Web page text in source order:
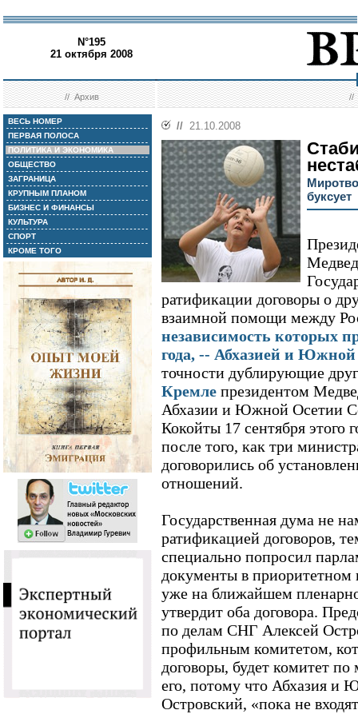
N°195
21 октября 2008
//Архив //
ВЕСЬ НОМЕР
ПЕРВАЯ ПОЛОСА
ПОЛИТИКА И ЭКОНОМИКА
ОБЩЕСТВО
ЗАГРАНИЦА
КРУПНЫМ ПЛАНОМ
БИЗНЕС И ФИНАНСЫ
КУЛЬТУРА
СПОРТ
КРОМЕ ТОГО
// 21.10.2008
буксует
ратификации договоры о
взаимной помощи между
независимость которых
года, -- Абхазией и
точности дублирующие
Кремле президентом
Абхазии и Южной Осетии
Кокойты 17 сентября этого
после того, как три
договорились об
отношений.
Государственная дума не
ратификацией договоров,
специально попросил
документы в приоритетном
уже на ближайшем
утвердит оба договора.
по делам СНГ Алексей
профильным комитетом,
договоры, будет комитет
его, потому что Абхазия и
Островский, «пока не